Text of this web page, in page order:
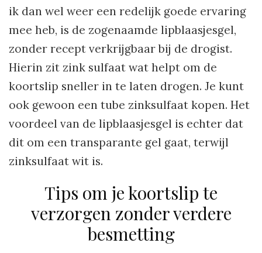
ik dan wel weer een redelijk goede ervaring
mee heb, is de zogenaamde lipblaasjesgel,
zonder recept verkrijgbaar bij de drogist.
Hierin zit zink sulfaat wat helpt om de
koortslip sneller in te laten drogen. Je kunt
ook gewoon een tube zinksulfaat kopen. Het
voordeel van de lipblaasjesgel is echter dat
dit om een transparante gel gaat, terwijl
zinksulfaat wit is.
Tips om je koortslip te
verzorgen zonder verdere
besmetting